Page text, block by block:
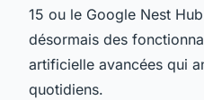
15 ou le Google Nest
désormais des
artificielle avancées qui
quotidiens.